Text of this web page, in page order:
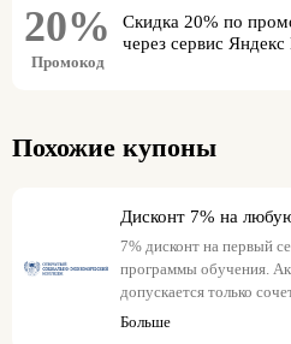
20%
Промокод
Скидка 20% по
через сервис Яндекс
Похожие купоны
Дисконт 7% на
7% дисконт на первый
программы обучения.
допускается только
ценой на сайте.
Больше